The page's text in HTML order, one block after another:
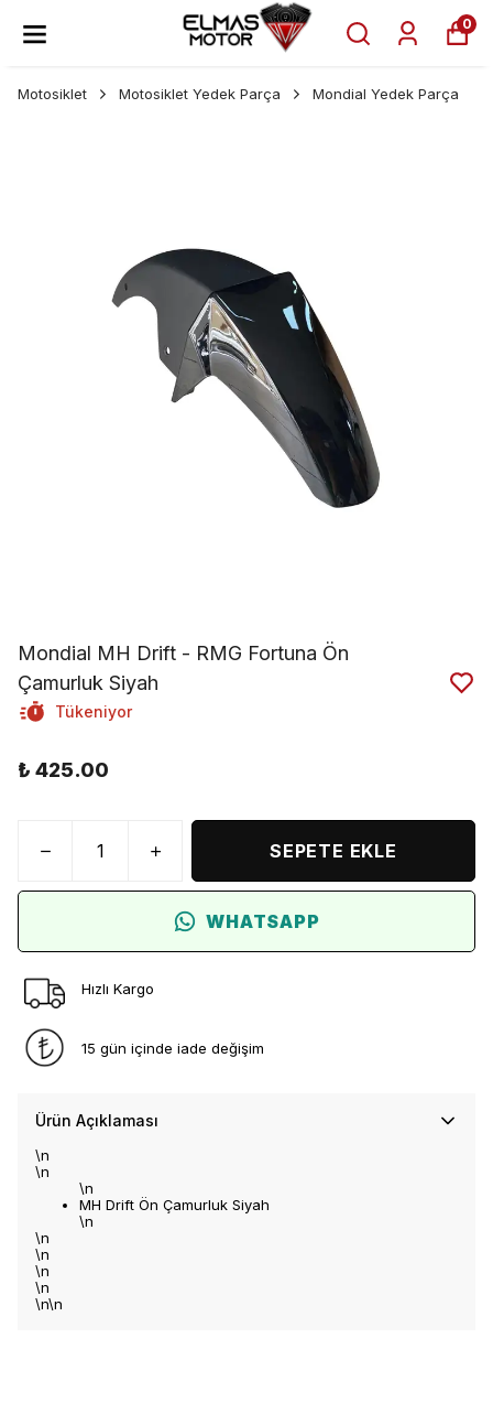
0
Motosiklet Motosiklet Yedek Parça Mondial Yedek Parça
Mondial MH Drift - RMG Fortuna Ön
Çamurluk Siyah
Tükeniyor
₺ 425.00
SEPETE EKLE
WHATSAPP
Hızlı Kargo
15 gün içinde iade değişim
Ürün Açıklaması
\n
\n
\n
MH Drift Ön Çamurluk Siyah
\n
\n
\n
\n
\n
\n\n